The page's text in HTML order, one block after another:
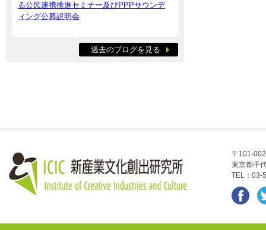
る公民連携推進セミナー及びPPPサウンデ
ィング公募説明会
過去のブログを見る
〒101-
東京都千
TEL：